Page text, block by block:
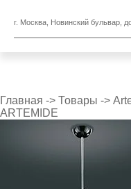
г. Москва, Новинский бульвар,
Главная -> Товары ->
ARTEMIDE